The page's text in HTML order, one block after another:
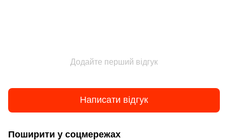
Додайте перший відгук
Написати відгук
Поширити у соцмережах